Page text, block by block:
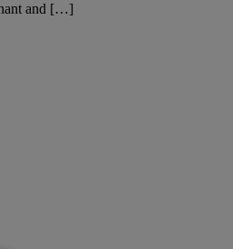
and […]